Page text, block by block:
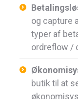
og capture
typer af
ordreflow /
butik til at